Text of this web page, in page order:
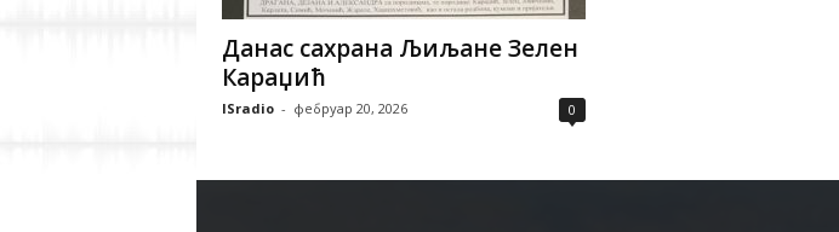
Данас сахрана Љиљане Зелен
Караџић
ISradio - фебруар 20, 2026 0